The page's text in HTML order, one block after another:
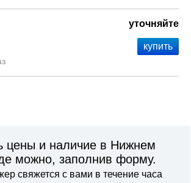
уточняйте
цены и наличие в Нижнем
можно, заполнив форму.
свяжется с вами в течение часа